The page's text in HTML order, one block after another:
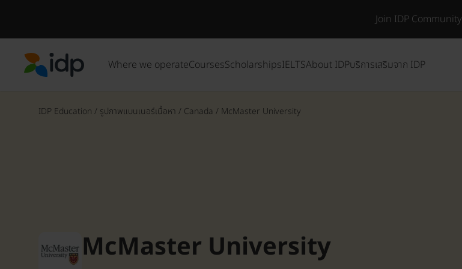
Join IDP Community
Where we operateCoursesScholarshipsIELTSAbout IDPบริการเสริมจาก IDP
IDP Education / รูปภาพแบนเนอร์เนื้อหา / Canada / McMaster University
McMaster University